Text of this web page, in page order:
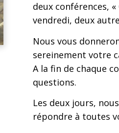
deux conférences,
vendredi, deux
Nous vous
sereinement votre
A la fin de chaque
questions.
Les deux jours,
répondre à toutes